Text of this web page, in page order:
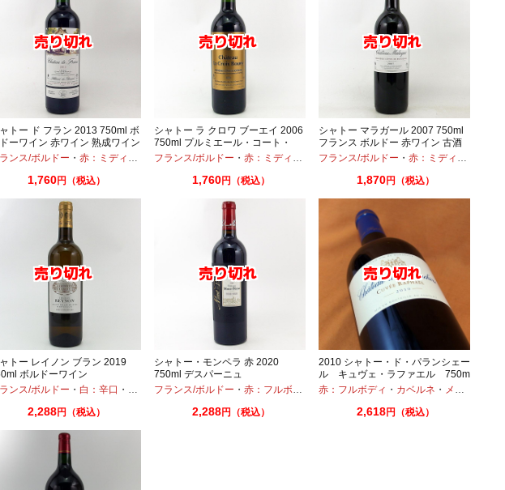
ベルネ・メルロー
トー ド フラン 2013 750ml ボ
ーワイン 赤ワイン 熟成ワイン
ンス/ボルドー ・ 赤：ミディアムボディ ・メルロー
1,760円（税込）
シャトー ラ クロワ ブーエイ 2006
750ml プルミエール・コート・
ド・ボルドー ジャン・メルロー
フランス/ボルドー ・ 赤：ミディアムボディ ・カベルネ・ カベルネフラン
1,760円（税込）
シャトー マラガール 2007 750ml
フランス ボルドー 赤ワイン 古酒
フランス/ボルドー ・ 赤：ミディアムボディ
1,870円（税込）
ルロー
トー レイノン ブラン 2019
ボルドーワイン
ンス/ボルドー ・ 白：辛口 ・ ソーヴィニオンブラン
2,288円（税込）
シャトー・モンペラ 赤 2020
750ml デスパーニュ
フランス/ボルドー ・ 赤：フルボディ ・メルロー
2,288円（税込）
2010 シャトー・ド・パランシェー
ル キュヴェ・ラファエル 750ml
赤：フルボディ ・ カベルネ ・ メルロー
2,618円（税込）